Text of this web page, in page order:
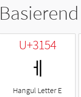
U+3154
ㅔ
Hangul Letter E